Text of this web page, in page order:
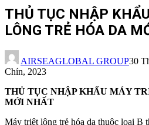
THỦ TỤC NHẬP
LÔNG TRẺ HÓA DA
AIRSEAGLOBAL GROUP30
Chín, 2023
THỦ TỤC NHẬP KHẨU MÁY
MỚI NHẤT
Máy triệt lông trẻ hóa da thuộc loại B